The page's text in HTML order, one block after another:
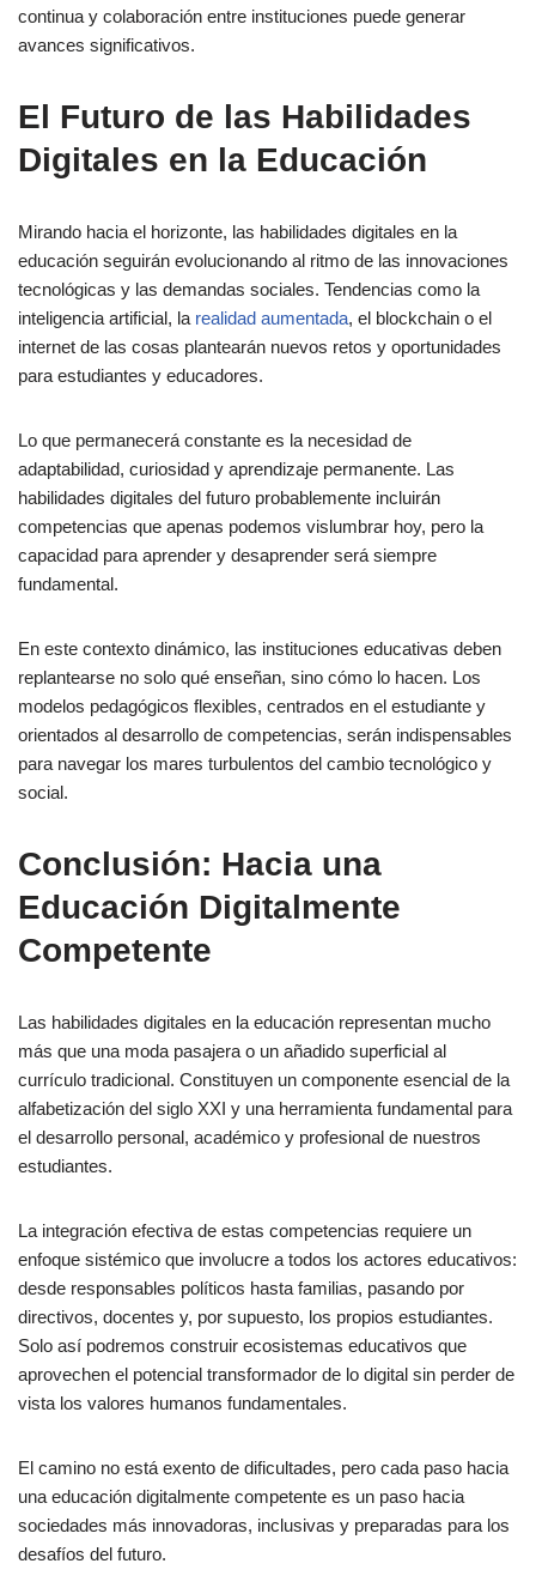
continua y colaboración entre instituciones puede generar
avances significativos.
El Futuro de las Habilidades
Digitales en la Educación
Mirando hacia el horizonte, las habilidades digitales en la
educación seguirán evolucionando al ritmo de las innovaciones
tecnológicas y las demandas sociales. Tendencias como la
inteligencia artificial, la realidad aumentada, el blockchain o el
internet de las cosas plantearán nuevos retos y oportunidades
para estudiantes y educadores.
Lo que permanecerá constante es la necesidad de
adaptabilidad, curiosidad y aprendizaje permanente. Las
habilidades digitales del futuro probablemente incluirán
competencias que apenas podemos vislumbrar hoy, pero la
capacidad para aprender y desaprender será siempre
fundamental.
En este contexto dinámico, las instituciones educativas deben
replantearse no solo qué enseñan, sino cómo lo hacen. Los
modelos pedagógicos flexibles, centrados en el estudiante y
orientados al desarrollo de competencias, serán indispensables
para navegar los mares turbulentos del cambio tecnológico y
social.
Conclusión: Hacia una
Educación Digitalmente
Competente
Las habilidades digitales en la educación representan mucho
más que una moda pasajera o un añadido superficial al
currículo tradicional. Constituyen un componente esencial de la
alfabetización del siglo XXI y una herramienta fundamental para
el desarrollo personal, académico y profesional de nuestros
estudiantes.
La integración efectiva de estas competencias requiere un
enfoque sistémico que involucre a todos los actores educativos:
desde responsables políticos hasta familias, pasando por
directivos, docentes y, por supuesto, los propios estudiantes.
Solo así podremos construir ecosistemas educativos que
aprovechen el potencial transformador de lo digital sin perder de
vista los valores humanos fundamentales.
El camino no está exento de dificultades, pero cada paso hacia
una educación digitalmente competente es un paso hacia
sociedades más innovadoras, inclusivas y preparadas para los
desafíos del futuro.